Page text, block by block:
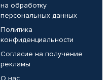
на обработку
персональных данных
Политика
конфиденциальности
Согласие на получение
рекламы
О нас